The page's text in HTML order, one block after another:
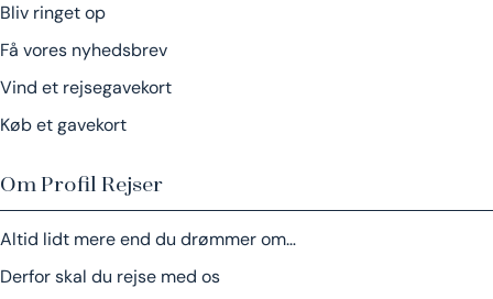
Bliv ringet op
Få vores nyhedsbrev
Vind et rejsegavekort
Køb et gavekort
Om Profil Rejser
Altid lidt mere end du drømmer om…
Derfor skal du rejse med os